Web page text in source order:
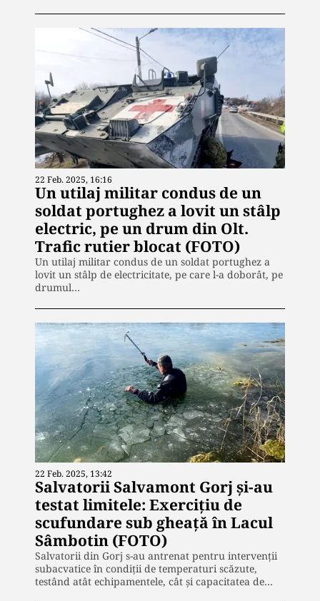
22 Feb. 2025, 16:16
Un utilaj militar condus de un
soldat portughez a lovit un stâlp
electric, pe un drum din Olt.
Trafic rutier blocat (FOTO)
Un utilaj militar condus de un soldat portughez a
lovit un stâlp de electricitate, pe care l-a doborât, pe
drumul…
22 Feb. 2025, 13:42
Salvatorii Salvamont Gorj şi-au
testat limitele: Exercițiu de
scufundare sub gheață în Lacul
Sâmbotin (FOTO)
Salvatorii din Gorj s-au antrenat pentru intervenții
subacvatice în condiții de temperaturi scăzute,
testând atât echipamentele, cât și capacitatea de…